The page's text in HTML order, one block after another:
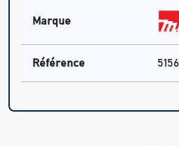
Marque
Référence